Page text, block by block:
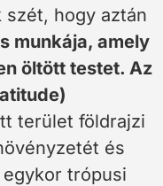
szét, hogy aztán
munkája, amely
öltött testet. Az
terület földrajzi
és
trópusi